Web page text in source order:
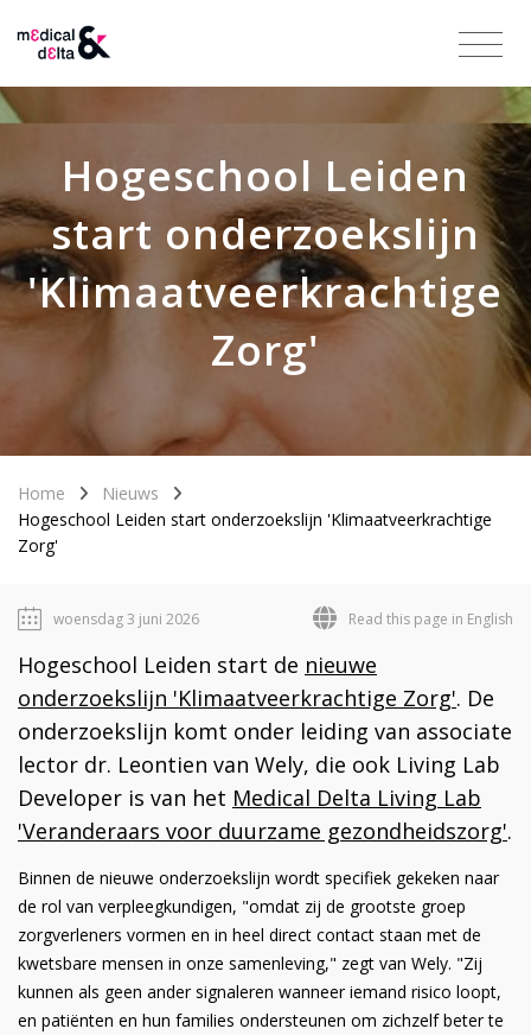
Hogeschool Leiden
start onderzoekslijn
'Klimaatveerkrachtige
Zorg'
Home
Nieuws
Hogeschool Leiden start onderzoekslijn 'Klimaatveerkrachtige
Zorg'
woensdag 3 juni 2026 Read this page in English
Hogeschool Leiden start de nieuwe
onderzoekslijn 'Klimaatveerkrachtige Zorg'. De
onderzoekslijn komt onder leiding van associate
lector dr. Leontien van Wely, die ook Living Lab
Developer is van het Medical Delta Living Lab
'Veranderaars voor duurzame gezondheidszorg'.
Binnen de nieuwe onderzoekslijn wordt specifiek gekeken naar
de rol van verpleegkundigen, "omdat zij de grootste groep
zorgverleners vormen en in heel direct contact staan met de
kwetsbare mensen in onze samenleving," zegt van Wely. "Zij
kunnen als geen ander signaleren wanneer iemand risico loopt,
en patiënten en hun families ondersteunen om zichzelf beter te